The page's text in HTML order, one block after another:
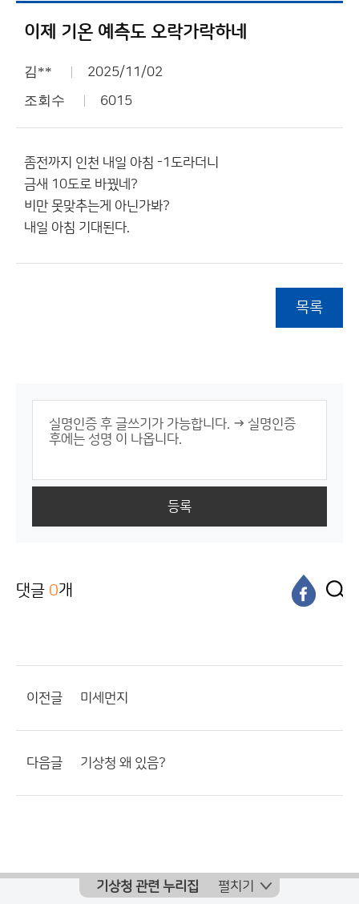
이제 기온 예측도 오락가락하네
김** 2025/11/02
조회수 6015
좀전까지 인천 내일 아침 -1도라더니
금새 10도로 바꿨네?
비만 못맞추는게 아닌가봐?
내일 아침 기대된다.
목록
등록
댓글 0개
이전글 미세먼지
다음글 기상청 왜 있음?
기상청 관련 누리집 펼치기